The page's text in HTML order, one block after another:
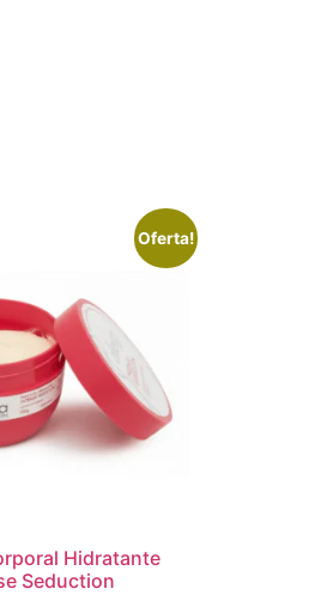
Oferta!
Hidratante
Seduction